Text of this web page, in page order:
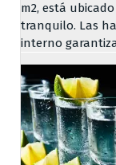
m2, está
tranquilo. Las
interno